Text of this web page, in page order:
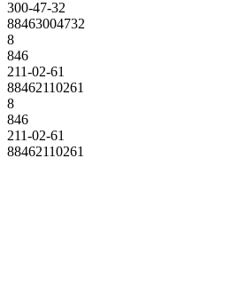
300-47-32
88463004732
8
846
211-02-61
88462110261
8
846
211-02-61
88462110261